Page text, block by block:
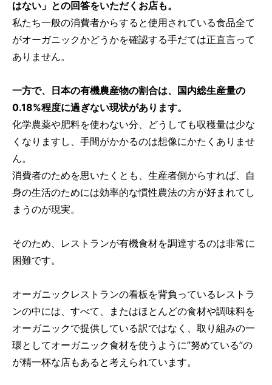
はない」との回答をいただくお店も。
私たち一般の消費者からすると使用されている食品全て
がオーガニックかどうかを確認する手だては正直言って
ありません。
一方で、日本の有機農産物の割合は、国内総生産量の
0.18%程度に過ぎない現状があります。
化学農薬や肥料を使わない分、どうしても収穫量は少な
くなりますし、手間がかかるのは想像にかたくありませ
ん。
消費者のためを思いたくとも、生産者側からすれば、自
身の生活のためには効率的な慣性農法の方が好まれてし
まうのが現実。
そのため、レストランが有機食材を調達するのは非常に
困難です。
オーガニックレストランの看板を背負っているレストラ
ンの中には、すべて、またはほとんどの食材や調味料を
オーガニックで提供している訳ではなく、取り組みの一
環としてオーガニック食材を使うように”努めている”の
が精一杯な店もあると考えられています。